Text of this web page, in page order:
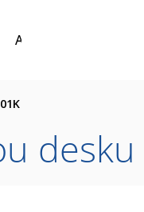
Akce a výprodej
desku